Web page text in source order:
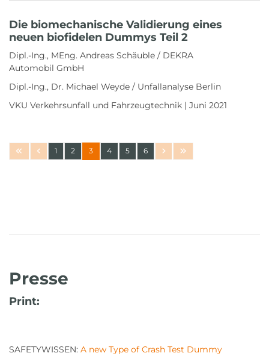
Die biomechanische Validierung eines
neuen biofidelen Dummys Teil 2
Dipl.-Ing., MEng. Andreas Schäuble / DEKRA
Automobil GmbH
Dipl.-Ing., Dr. Michael Weyde / Unfallanalyse Berlin
VKU Verkehrsunfall und Fahrzeugtechnik | Juni 2021
1 2 3 4 5 6
Presse
Print:
SAFETYWISSEN: A new Type of Crash Test Dummy